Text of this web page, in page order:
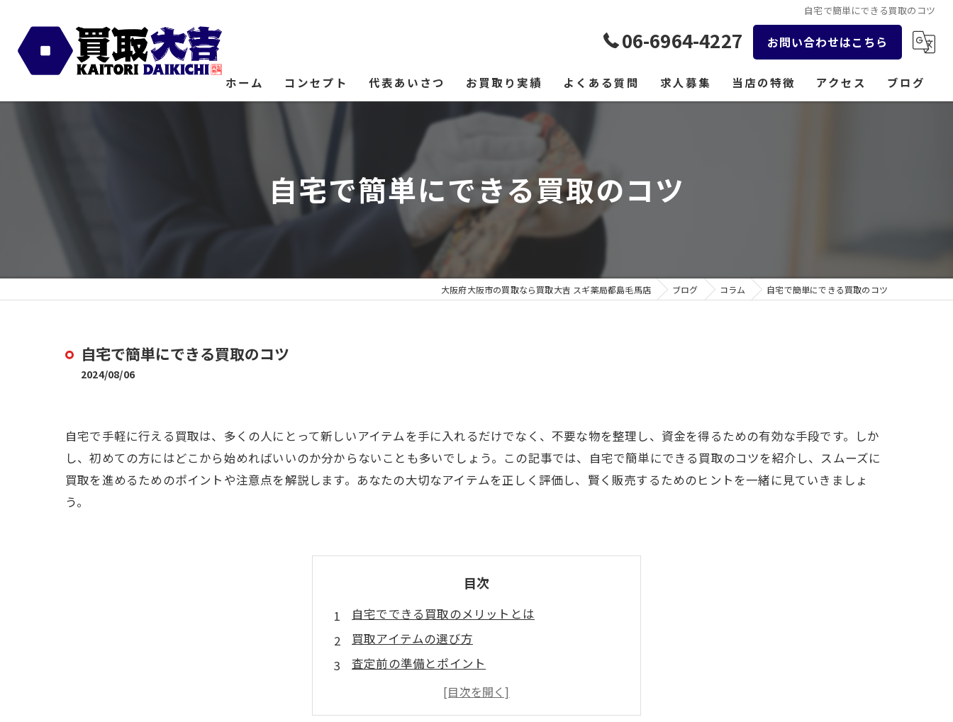
自宅で簡単にできる買取のコツ
06-6964-4227 お問い合わせはこちら
ホーム コンセプト 代表あいさつ お買取り実績 よくある質問 求人募集 当店の特徴 アクセス ブログ
自宅で簡単にできる買取のコツ
大阪府大阪市の買取なら買取大吉 スギ薬局都島毛馬店 ブログ コラム 自宅で簡単にできる買取のコツ
自宅で簡単にできる買取のコツ
2024/08/06
自宅で手軽に行える買取は、多くの人にとって新しいアイテムを手に入れるだけでなく、不要な物を整理し、資金を得るための有効な手段です。しか
し、初めての方にはどこから始めればいいのか分からないことも多いでしょう。この記事では、自宅で簡単にできる買取のコツを紹介し、スムーズに
買取を進めるためのポイントや注意点を解説します。あなたの大切なアイテムを正しく評価し、賢く販売するためのヒントを一緒に見ていきましょ
う。
目次
自宅でできる買取のメリットとは
買取アイテムの選び方
査定前の準備とポイント
オンライン買取の流れ
トラブルを避けるための注意点